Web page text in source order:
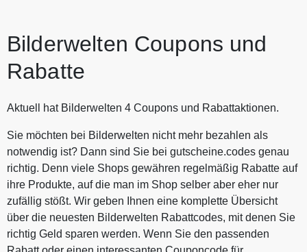
Bilderwelten Coupons und
Rabatte
Aktuell hat Bilderwelten 4 Coupons und Rabattaktionen.
Sie möchten bei Bilderwelten nicht mehr bezahlen als
notwendig ist? Dann sind Sie bei gutscheine.codes genau
richtig. Denn viele Shops gewähren regelmäßig Rabatte auf
ihre Produkte, auf die man im Shop selber aber eher nur
zufällig stößt. Wir geben Ihnen eine komplette Übersicht
über die neuesten Bilderwelten Rabattcodes, mit denen Sie
richtig Geld sparen werden. Wenn Sie den passenden